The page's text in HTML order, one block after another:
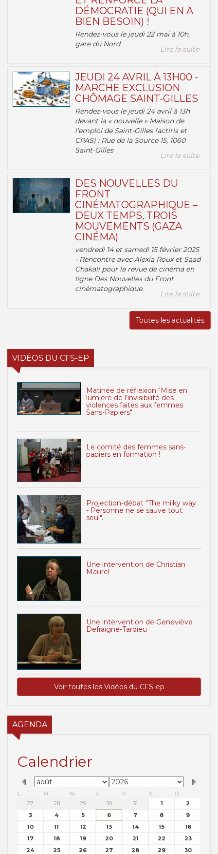
DÉMOCRATIE (QUI EN A
BIEN BESOIN) !
Rendez-vous le jeudi 22 mai à 10h,
gare du Nord
Lire la suite
JEUDI 24 AVRIL À 13H00 -
MARCHE EXCLUSION
CHÔMAGE SAINT-GILLES
Rendez-vous le jeudi 24 avril à 13h
devant la « nouvelle » Maison de
l’emploi de Saint-Gilles (actiris et
CPAS) : Rue de la Source 15, 1060
Saint-Gilles
Lire la suite
DES NOUVELLES DU
FRONT
CINÉMATOGRAPHIQUE –
DEUX TEMPS, TROIS
MOUVEMENTS (GAZA
CINÉMA)
vendredi 14 et samedi 15 février 2025
- Rencontre avec Alexia Roux et Saad
Chakali pour la revue de cinéma en
ligne Des Nouvelles du Front
cinématographique.
Lire la suite
Toutes les actualités
VIDÉOS DU CFS-EP
Matinée de réflexion "Mise en
lumière de l’invisibilité des
violences faites aux femmes
Sans-Papiers"
Le comité des femmes sans-
papiers en formation !
Projection-débat "The milky way
- Personne ne se sauve tout
seul".
Une intervention de Christian
Maurel
Une intervention de Geneviève
Defraigne-Tardieu
Voir toutes les Vidéos du CFS-ep
AGENDA
Calendrier
L. M. M. J. V. S.
D.
27
28 29 30 31 1
2
3
4 5 6 7 8
9
10
11 12 13 14 15
16
17
18 19 20 21 22
23
24
25 26 27 28 29
30